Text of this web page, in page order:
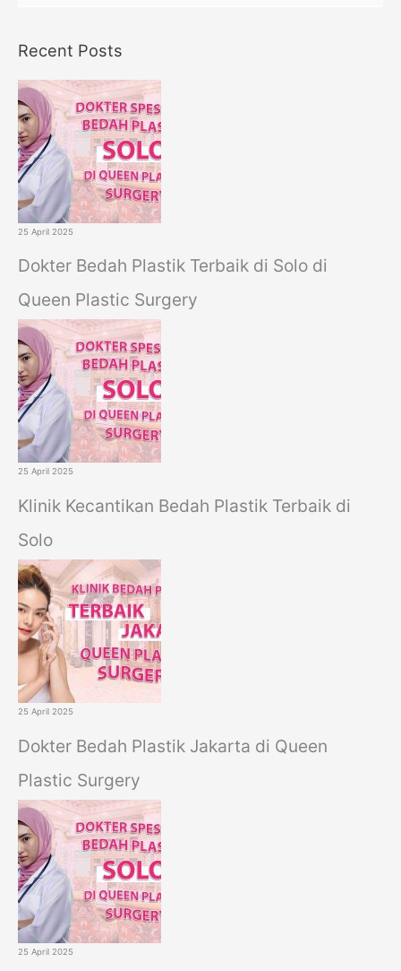
r
c
h
f
o
r
:
Recent Posts
25 April 2025
Dokter Bedah Plastik Terbaik di Solo di
Queen Plastic Surgery
25 April 2025
Klinik Kecantikan Bedah Plastik Terbaik di
Solo
25 April 2025
Dokter Bedah Plastik Jakarta di Queen
Plastic Surgery
25 April 2025